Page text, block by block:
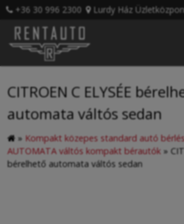
+36 30 996 2300 Lurdy Ház
CITROEN C ELYSÉE
automata váltós sedan
» Kompakt közepes standard autó
AUTOMATA váltós kompakt bérautók »
bérelhető automata váltós sedan